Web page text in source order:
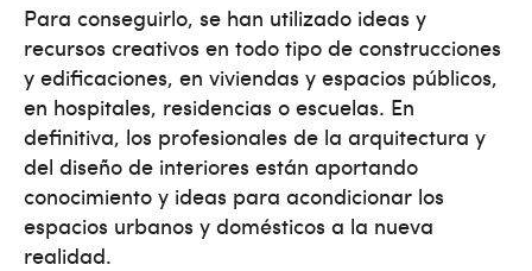
Para conseguirlo, se han utilizado ideas y
recursos creativos en todo tipo de construcciones
y edificaciones, en viviendas y espacios públicos,
en hospitales, residencias o escuelas. En
definitiva, los profesionales de la arquitectura y
del diseño de interiores están aportando
conocimiento y ideas para acondicionar los
espacios urbanos y domésticos a la nueva
realidad.